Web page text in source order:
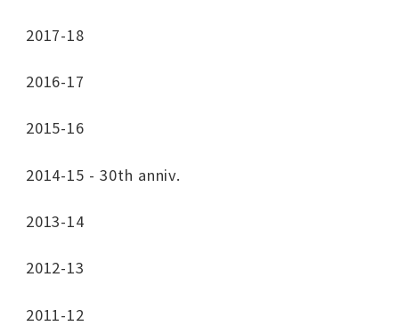
2017-18
2016-17
2015-16
2014-15 - 30th anniv.
2013-14
2012-13
2011-12